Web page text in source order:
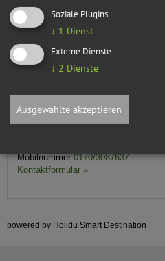
Ausstattung & Information
Adresse
Ferienwohnung Regina
92334 Berching
Rappersdorf
Mobilnummer0170/3087637
Kontaktformular »
powered by Holidu Smart Destination
Soziale Plugins
↓ 1 Dienst
Externe Dienste
↓ 2 Dienste
Ausgewählte akzeptieren